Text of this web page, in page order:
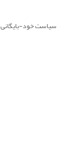
سیاست خود-بایگانی